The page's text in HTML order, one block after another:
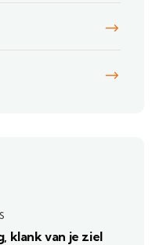
klank van je ziel